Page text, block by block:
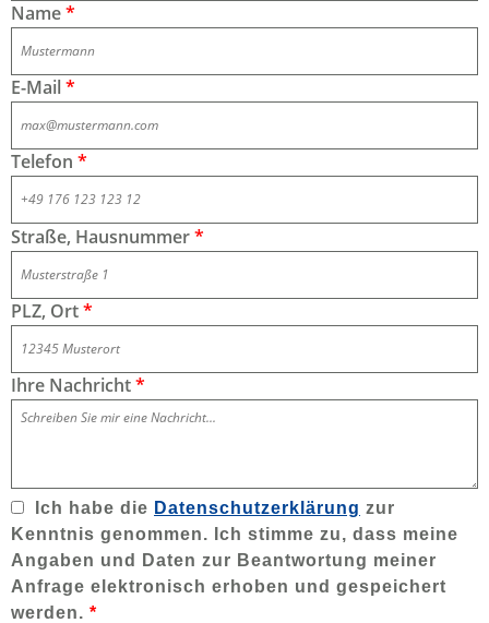
Name*
E-Mail*
Telefon *
Straße, Hausnummer*
PLZ, Ort*
Ihre Nachricht*
Ich habe die Datenschutzerklärung zur
Kenntnis genommen. Ich stimme zu, dass meine
Angaben und Daten zur Beantwortung meiner
Anfrage elektronisch erhoben und gespeichert
werden. *